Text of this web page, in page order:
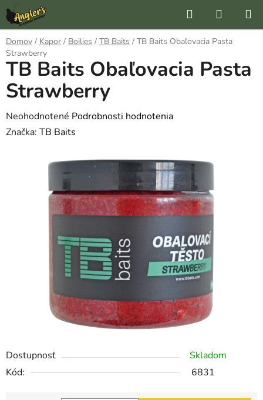
Prejsť
na
obsah
Hľadať
KOŠÍK
Domov / Kapor / Boilies / TB Baits / TB Baits Obaľovacia Pasta
Strawberry
Dostupnosť
Skladom
Kód:
6831
TB Baits Obaľovacia Pasta
Strawberry
Priemerné
hodnotenie
Neohodnotené Podrobnosti hodnotenia
Značka: TB Baits